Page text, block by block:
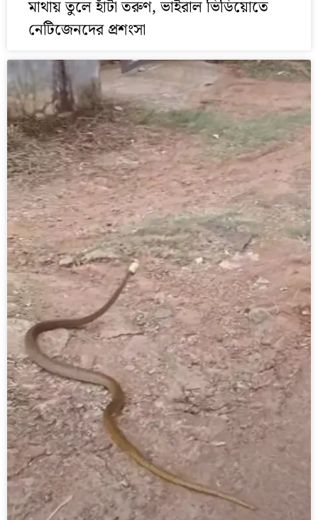
মাথায় তুলে হাঁটা তরুণ, ভাইরাল ভিডিয়োতে
নেটিজেনদের প্রশংসা